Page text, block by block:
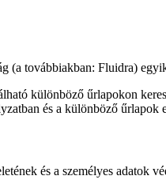
(a továbbiakban: Fluidra)
különböző űrlapokon
és a különböző űrlapok
és a személyes adatok